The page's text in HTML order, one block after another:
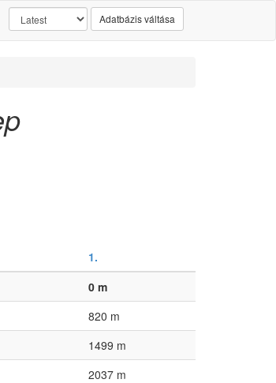
Adatbázis váltása
1.
0 m
820 m
1499 m
2037 m